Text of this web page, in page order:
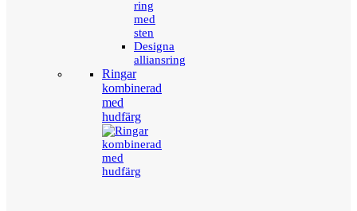
ring
med
sten
Designa
alliansring
Ringar
kombinerad
med
hudfärg